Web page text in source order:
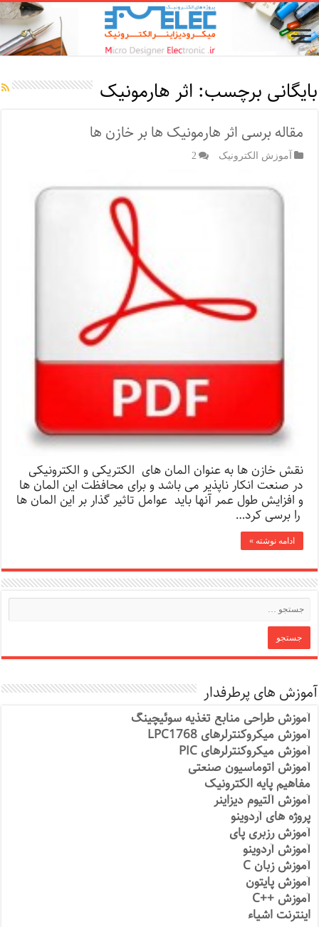
بایگانی برچسب: اثر هارمونیک
مقاله برسی اثر هارمونیک ها بر خازن ها
آموزش الکترونیک 2
نقش خازن ها به عنوان المان های الکتریکی و الکترونیکی
در صنعت انکار ناپذیر می باشد و برای محافظت این المان ها
و افزایش طول عمر آنها باید عوامل تاثیر گذار بر این المان ها
را برسی کرد…
ادامه نوشته »
آموزش های پرطرفدار
آموزش طراحی منابع تغذیه سوئیچینگ
آموزش میکروکنترلرهای LPC1768
آموزش میکروکنترلرهای PIC
آموزش اتوماسیون صنعتی
مفاهیم پایه الکترونیک
آموزش آلتیوم دیزاینر
پروژه های آردوینو
آموزش رزبری پای
آموزش آردوینو
آموزش زبان C
آموزش پایتون
آموزش ++C
اینترنت اشیاء